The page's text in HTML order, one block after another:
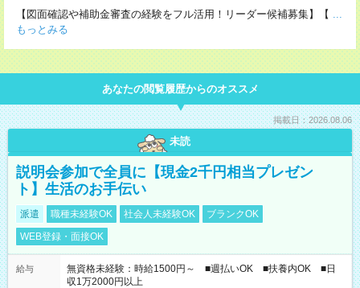
【図面確認や補助金審査の経験をフル活用！リーダー候補募集】【 ...
もっとみる
あなたの閲覧履歴からのオススメ
掲載日：2026.08.06
未読
説明会参加で全員に【現金2千円相当プレゼン
ト】生活のお手伝い
派遣 職種未経験OK 社会人未経験OK
ブランクOK
WEB登録・面接OK
給与
無資格未経験：時給1500円～ ■週払いOK ■扶養内OK ■日
収1万2000円以上